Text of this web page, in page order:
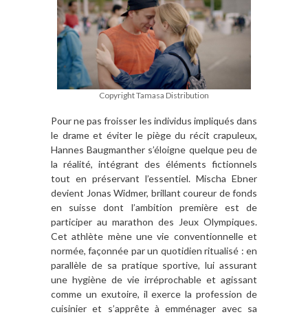
Copyright Tamasa Distribution
Pour ne pas froisser les individus impliqués dans
le drame et éviter le piège du récit crapuleux,
Hannes Baugmanther s’éloigne quelque peu de
la réalité, intégrant des éléments fictionnels
tout en préservant l’essentiel. Mischa Ebner
devient Jonas Widmer, brillant coureur de fonds
en suisse dont l’ambition première est de
participer au marathon des Jeux Olympiques.
Cet athlète mène une vie conventionnelle et
normée, façonnée par un quotidien ritualisé : en
parallèle de sa pratique sportive, lui assurant
une hygiène de vie irréprochable et agissant
comme un exutoire, il exerce la profession de
cuisinier et s’apprête à emménager avec sa